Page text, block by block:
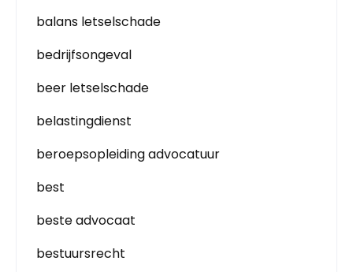
balans letselschade
bedrijfsongeval
beer letselschade
belastingdienst
beroepsopleiding advocatuur
best
beste advocaat
bestuursrecht